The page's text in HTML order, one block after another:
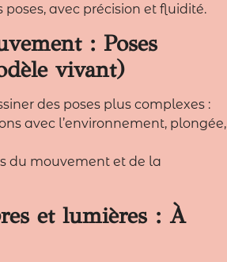
avec précision et fluidité.
: Poses
vivant)
des poses plus complexes :
avec l’environnement, plongée,
du mouvement et de la
et lumières : À